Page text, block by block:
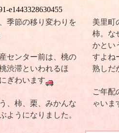
季節の移り変わりを
センター前は、桃の
渋滞といわれるほ
ぎわいます
、柿、栗、みかんな
ようになりました。
美里町
柿。な
かとい
すよね
熟しだ
ご年配
ゃいま